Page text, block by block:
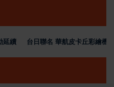
台日聯名 華航皮卡丘彩繪機塗裝